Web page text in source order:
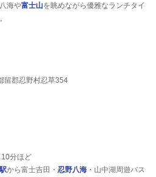
海や富士山を眺めながら優雅なランチタイ
留郡忍野村忍草354
10分ほど
から富士吉田・ 忍野八海 ・山中湖周遊バス